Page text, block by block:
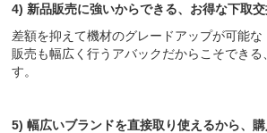
4) 新品販売に強いからできる、お得な下取交
差額を抑えて機材のグレードアップが可能な
販売も幅広く行うアバックだからこそでき
す。
5) 幅広いブランドを直接取り使えるから、